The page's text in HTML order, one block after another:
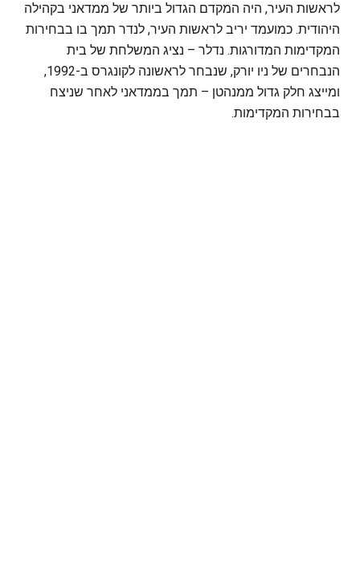
לראשות העיר, היה המקדם הגדול ביותר של ממדאני בקהילה
היהודית. כמועמד יריב לראשות העיר, לנדר תמך בו בבחירות
המקדימות המדורגות. נדלר – נציג המשלחת של בית
הנבחרים של ניו יורק, שנבחר לראשונה לקונגרס ב-1992,
ומייצג חלק גדול ממנהטן – תמך בממדאני לאחר שניצח
בבחירות המקדימות.